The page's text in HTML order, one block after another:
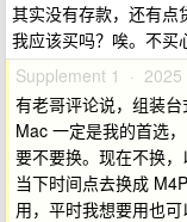
其实没有存款，还有点
我应该买吗？唉。不买
Supplement 1 · 2025
有老哥评论说，组装
Mac 一定是我的首选
要不要换。现在不换
当下时间点去换成
用，平时我想要用也